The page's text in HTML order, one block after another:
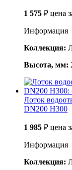
1 575 ₽ цена
Информация
Коллекция:
Высота, мм:
Лоток
DN200 H300
1 985 ₽ цена
Информация
Коллекция: